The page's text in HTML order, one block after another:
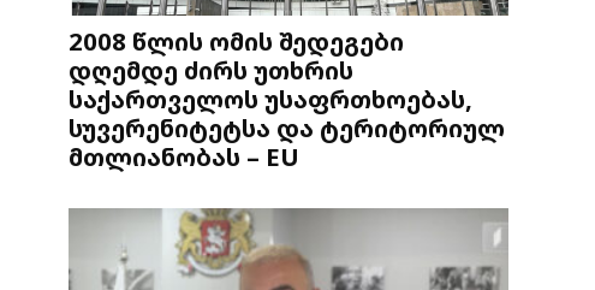
2008 წლის ომის შედეგები
დღემდე ძირს უთხრის
საქართველოს უსაფრთხოებას,
სუვერენიტეტსა და ტერიტორიულ
მთლიანობას – EU